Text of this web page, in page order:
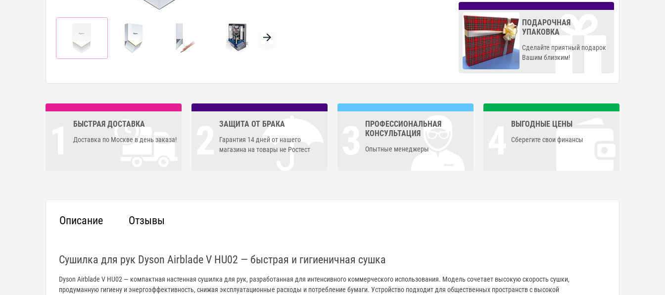
ПОДАРОЧНАЯ
УПАКОВКА
Сделайте приятный подарок
Вашим близким!
БЫСТРАЯ ДОСТАВКА
Доставка по Москве в день заказа!
ЗАЩИТА ОТ БРАКА
Гарантия 14 дней от нашего
магазина на товары не Ростест
ПРОФЕССИОНАЛЬНАЯ
КОНСУЛЬТАЦИЯ
Опытные менеджеры
ВЫГОДНЫЕ ЦЕНЫ
Сберегите свои финансы
Описание Отзывы
Сушилка для рук Dyson Airblade V HU02 — быстрая и гигиеничная сушка
Dyson Airblade V HU02 — компактная настенная сушилка для рук, разработанная для интенсивного коммерческого использования. Модель сочетает высокую скорость сушки,
продуманную гигиену и энергоэффективность, снижая эксплуатационные расходы и потребление бумаги. Устройство подходит для общественных пространств с высокой